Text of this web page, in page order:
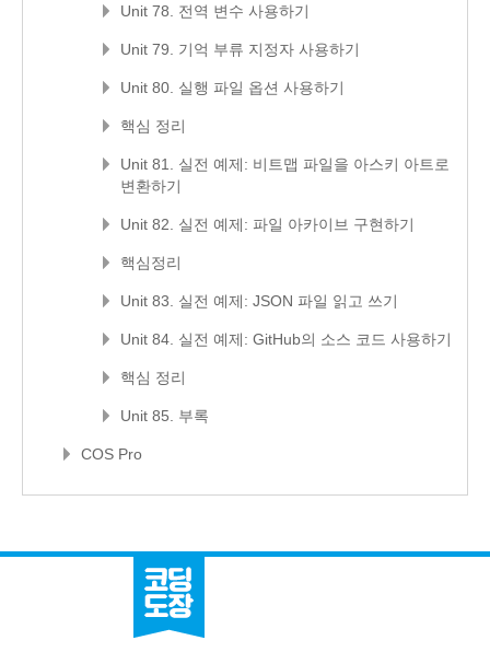
Unit 78. 전역 변수 사용하기
Unit 79. 기억 부류 지정자 사용하기
Unit 80. 실행 파일 옵션 사용하기
핵심 정리
Unit 81. 실전 예제: 비트맵 파일을 아스키 아트로
변환하기
Unit 82. 실전 예제: 파일 아카이브 구현하기
핵심정리
Unit 83. 실전 예제: JSON 파일 읽고 쓰기
Unit 84. 실전 예제: GitHub의 소스 코드 사용하기
핵심 정리
Unit 85. 부록
COS Pro